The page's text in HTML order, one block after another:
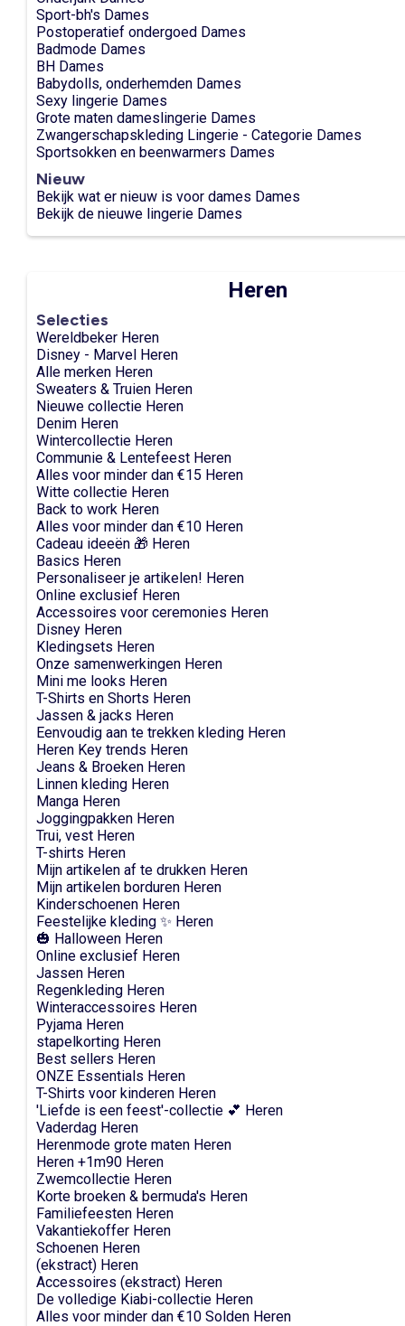
Sport-bh's Dames
Postoperatief ondergoed Dames
Badmode Dames
BH Dames
Babydolls, onderhemden Dames
Sexy lingerie Dames
Grote maten dameslingerie Dames
Zwangerschapskleding Lingerie - Categorie Dames
Sportsokken en beenwarmers Dames
Nieuw
Bekijk wat er nieuw is voor dames Dames
Bekijk de nieuwe lingerie Dames
Heren
Selecties
Wereldbeker Heren
Disney - Marvel Heren
Alle merken Heren
Sweaters & Truien Heren
Nieuwe collectie Heren
Denim Heren
Wintercollectie Heren
Communie & Lentefeest Heren
Alles voor minder dan €15 Heren
Witte collectie Heren
Back to work Heren
Alles voor minder dan €10 Heren
Cadeau ideeën 🎁 Heren
Basics Heren
Personaliseer je artikelen! Heren
Online exclusief Heren
Accessoires voor ceremonies Heren
Disney Heren
Kledingsets Heren
Onze samenwerkingen Heren
Mini me looks Heren
T-Shirts en Shorts Heren
Jassen & jacks Heren
Eenvoudig aan te trekken kleding Heren
Heren Key trends Heren
Jeans & Broeken Heren
Linnen kleding Heren
Manga Heren
Joggingpakken Heren
Trui, vest Heren
T-shirts Heren
Mijn artikelen af te drukken Heren
Mijn artikelen borduren Heren
Kinderschoenen Heren
Feestelijke kleding ✨ Heren
🎃 Halloween Heren
Online exclusief Heren
Jassen Heren
Regenkleding Heren
Winteraccessoires Heren
Pyjama Heren
stapelkorting Heren
Best sellers Heren
ONZE Essentials Heren
T-Shirts voor kinderen Heren
'Liefde is een feest'-collectie 💕 Heren
Vaderdag Heren
Herenmode grote maten Heren
Heren +1m90 Heren
Zwemcollectie Heren
Korte broeken & bermuda's Heren
Familiefeesten Heren
Vakantiekoffer Heren
Schoenen Heren
(ekstract) Heren
Accessoires (ekstract) Heren
De volledige Kiabi-collectie Heren
Alles voor minder dan €10 Solden Heren